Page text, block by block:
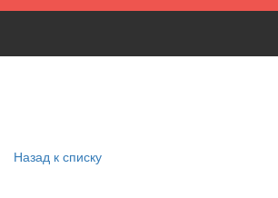
Назад к списку